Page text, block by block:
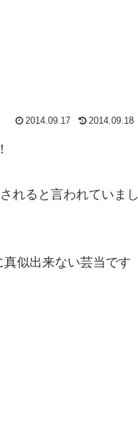
2014.09.17 2014.09.18
れると言われていまし
似出来ない芸当です